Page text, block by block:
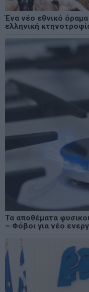
Ένα νέο εθνικό
ελληνική
Τα αποθέματα
– Φόβοι για νέο